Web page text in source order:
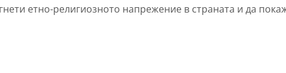
етно-религиозното напрежение в страната и да